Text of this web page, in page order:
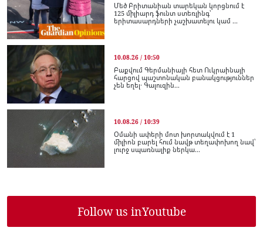
Մեծ Բրիտանիան տարեկան կորցնում է
125 միլիարդ ֆունտ ստեռլինգ՝
երիտասարդների չաշխատելու կամ ...
10.08.26 / 10:50
Բաքվում Գերմանիայի հետ Ուկրաինայի
հարցով պաշտոնական բանակցություններ
չեն եղել․ Գալուզին...
10.08.26 / 10:39
Օմանի ափերի մոտ խորտակվում է 1
միլիոն բարել հում նավթ տեղափոխող նավ՝
լուրջ սպառնալիք ներկա...
Follow us in Youtube